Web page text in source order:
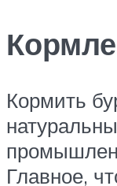
Кормить
Главное,